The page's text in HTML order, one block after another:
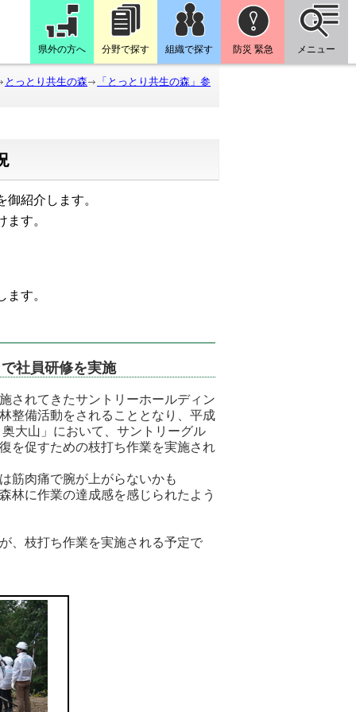
県外の方へ 分野で探す 組織で探す 防災 緊急 メニュー
とっとり共生の森 「とっとり共生の森」参
紹介します。
す。
ます。
社員研修を実施
れてきたサントリーホールディン
整備活動をされることとなり、平成
大山」において、サントリーグル
を促すための枝打ち作業を実施され
筋肉痛で腕が上がらないかも
林に作業の達成感を感じられたよう
、枝打ち作業を実施される予定で